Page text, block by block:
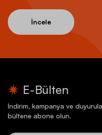
İncele
E-Bülten
İndirim, kampanya ve
bültene abone olun.